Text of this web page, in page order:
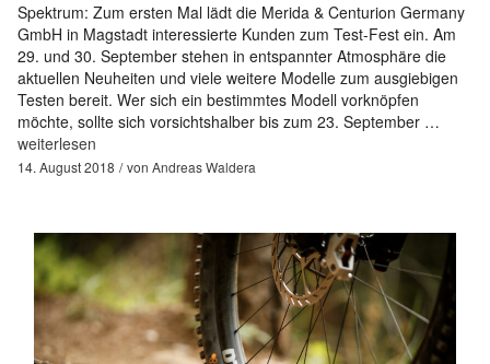
Spektrum: Zum ersten Mal lädt die Merida & Centurion Germany
GmbH in Magstadt interessierte Kunden zum Test-Fest ein. Am
29. und 30. September stehen in entspannter Atmosphäre die
aktuellen Neuheiten und viele weitere Modelle zum ausgiebigen
Testen bereit. Wer sich ein bestimmtes Modell vorknöpfen
möchte, sollte sich vorsichtshalber bis zum 23. September …
weiterlesen
14. August 2018 von Andreas Waldera